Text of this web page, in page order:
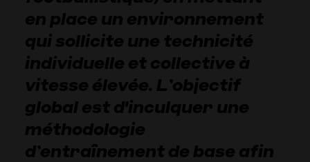
en place un environnement
qui sollicite une technicité
individuelle et collective à
vitesse élevée. L’objectif
global est d'inculquer une
méthodologie
d’entraînement de base afin